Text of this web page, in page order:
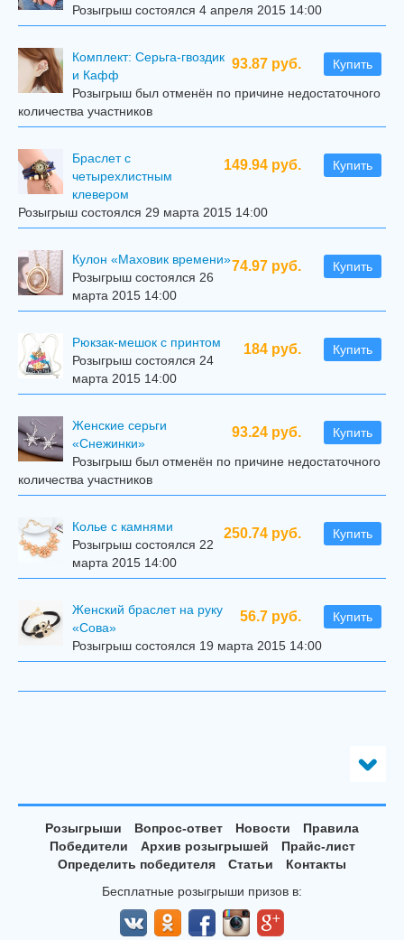
Розыгрыш состоялся 4 апреля 2015 14:00
93.87 руб. Купить
Комплект: Серьга-гвоздик
и Кафф
Розыгрыш был отменён по причине недостаточного
количества участников
149.94 руб. Купить
Браслет с
четырехлистным
клевером
Розыгрыш состоялся 29 марта 2015 14:00
74.97 руб. Купить
Кулон «Маховик времени»
Розыгрыш состоялся 26
марта 2015 14:00
184 руб. Купить
Рюкзак-мешок с принтом
Розыгрыш состоялся 24
марта 2015 14:00
93.24 руб. Купить
Женские серьги
«Снежинки»
Розыгрыш был отменён по причине недостаточного
количества участников
250.74 руб. Купить
Колье с камнями
Розыгрыш состоялся 22
марта 2015 14:00
56.7 руб. Купить
Женский браслет на руку
«Сова»
Розыгрыш состоялся 19 марта 2015 14:00
Розыгрыши Вопрос-ответ Новости
Правила
Победители
Архив розыгрышей
Прайс-лист
Определить победителя
Статьи
Контакты
Бесплатные розыгрыши призов в: